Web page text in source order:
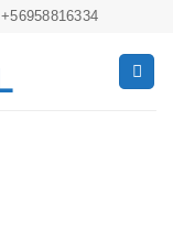
+56958816334